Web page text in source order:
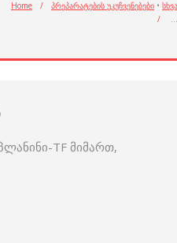
Home / პრეპარატების უკუჩვენებები • სხვა
/
…
TF მიმართ,